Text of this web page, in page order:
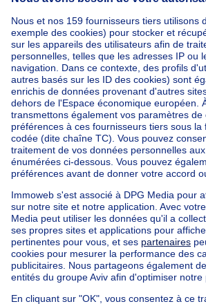
Accueil Belgique
Liège
Liège (arrondissement)
Acheter votre appartement à
Nos maisons hors de la
Maison à vendre France
Maison à
Maison à vendre Italie
Maison à
Maison à vendre Pays-
Nos biens pas chèrsMaison à
Appartements à louer pas
Nos biens à louer avec
Appartement à vendre avec 3
Maison à vendre avec 3
Appartement à louer avec 3
Maison à louer avec 3
Appartement à louer avec 3